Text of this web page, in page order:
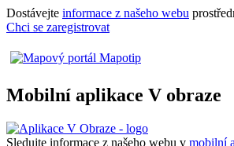
Dostávejte informace z našeho webu
Chci se zaregistrovat
Mobilní aplikace V obraze
Sledujte informace z našeho webu v mobilní